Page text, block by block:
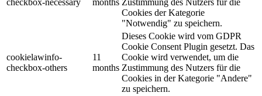
checkbox-necessary
months Zustimmung des Nutzers für die
Cookies der Kategorie
"Notwendig" zu speichern.
cookielawinfo-
checkbox-others
11
months
Dieses Cookie wird vom GDPR
Cookie Consent Plugin gesetzt. Das
Cookie wird verwendet, um die
Zustimmung des Nutzers für die
Cookies in der Kategorie "Andere"
zu speichern.